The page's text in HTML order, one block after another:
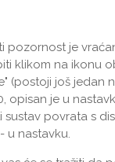
je
klikom na ikonu
(postoji još jedan
opisan je u
povrata s
u nastavku.